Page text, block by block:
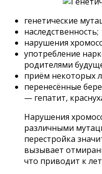
генетические
наследственность;
нарушения
употребление
родителями
приём некоторых
перенесённые
— гепатит,
Нарушения
различными
перестройка
вызывает
что приводит к